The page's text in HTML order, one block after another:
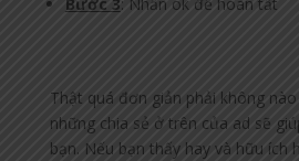
Thật quá đơn giản phải không
những chia sẻ ở trên của ad sẽ
bạn. Nếu bạn thấy hay và hữu ích